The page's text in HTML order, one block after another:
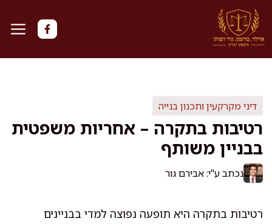
לדלג
לתוכן
דיני מקרקעין ותכנון בנייה
רטיבות בתקרה – אחריות משפטית
בבניין משותף
נכתב ע"י: אבירם גור
רטיבות בתקרה היא תופעה נפוצה למדי בבניינים